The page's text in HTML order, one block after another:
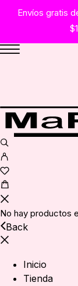
Envíos gratis
No hay productos
Back
Inicio
Tienda